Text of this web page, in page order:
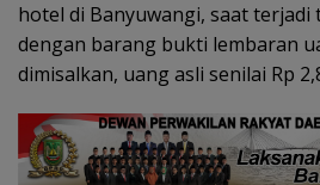
hotel di Banyuwangi, saat terjadi
dengan barang bukti lembaran
dimisalkan, uang asli senilai Rp